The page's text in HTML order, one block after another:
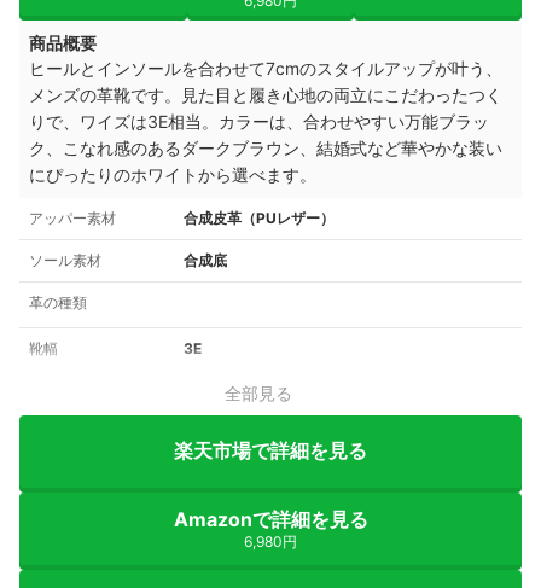
商品概要
ヒールとインソールを合わせて7cmのスタイルアップが叶う、
メンズの革靴です。見た目と履き心地の両立にこだわったつく
りで、ワイズは3E相当。カラーは、合わせやすい万能ブラッ
ク、こなれ感のあるダークブラウン、結婚式など華やかな装い
にぴったりのホワイトから選べます。
アッパー素材 合成皮革（PUレザー）
ソール素材 合成底
革の種類
靴幅 3E
全部見る
楽天市場で詳細を見る
Amazonで詳細を見る
6,980円